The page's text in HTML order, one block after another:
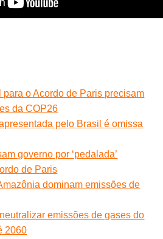
para o Acordo de Paris precisam
da COP26
pelo Brasil é omissa
governo por ‘pedalada’
de Paris
dominam emissões de
emissões de gases do
2060